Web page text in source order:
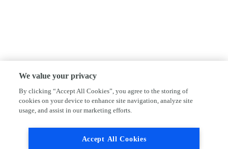
We value your privacy
By clicking “Accept All Cookies”, you agree to the storing of
cookies on your device to enhance site navigation, analyze site
usage, and assist in our marketing efforts.
Accept All Cookies